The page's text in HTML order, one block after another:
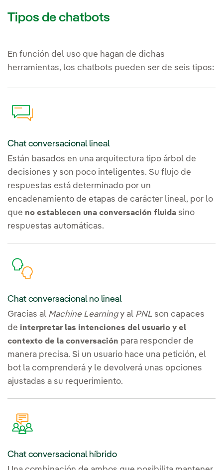
Tipos de chatbots
En función del uso que hagan de dichas
herramientas, los chatbots pueden ser de seis tipos:
Chat conversacional lineal
Están basados en una arquitectura tipo árbol de
decisiones y son poco inteligentes. Su flujo de
respuestas está determinado por un
encadenamiento de etapas de carácter lineal, por lo
que no establecen una conversación fluida sino
respuestas automáticas.
Chat conversacional no lineal
Gracias al Machine Learningy al PNL son capaces
de interpretar las intenciones del usuario y el
contexto de la conversación para responder de
manera precisa. Si un usuario hace una petición, el
bot la comprenderá y le devolverá unas opciones
ajustadas a su requerimiento.
Chat conversacional híbrido